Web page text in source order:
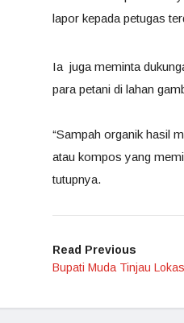
lapor kepada petugas
Ia juga meminta
para petani di lahan
“Sampah organik hasil
atau kompos yang
tutupnya.
Read Previous
Bupati Muda Tinjau